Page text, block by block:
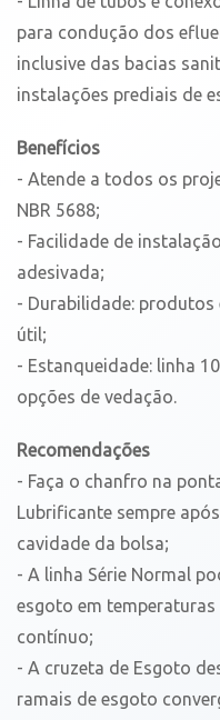
para condução dos
inclusive das bacias
instalações prediais de
Benefícios
- Atende a todos os
NBR 5688;
- Facilidade de
adesivada;
- Durabilidade: produtos
útil;
- Estanqueidade: linha
opções de vedação.
Recomendações
- Faça o chanfro na
Lubrificante sempre
cavidade da bolsa;
- A linha Série Normal
esgoto em temperaturas
contínuo;
- A cruzeta de Esgoto
ramais de esgoto